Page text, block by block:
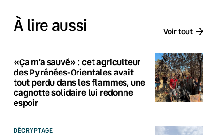
À lire aussi Voir tout
«Ça m’a sauvé» : cet agriculteur
des Pyrénées-Orientales avait
tout perdu dans les flammes, une
cagnotte solidaire lui redonne
espoir
DÉCRYPTAGE